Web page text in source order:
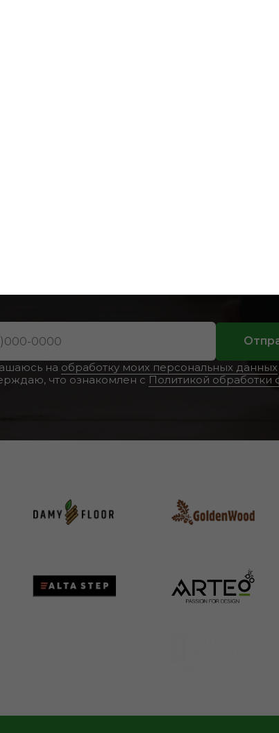
на обработку моих персональных данных
что ознакомлен с Политикой обработки